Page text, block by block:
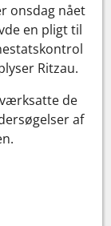
onsdag nået
en pligt til
Ritzau.
de
af